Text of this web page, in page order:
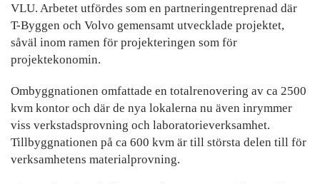
VLU. Arbetet utfördes som en partneringentreprenad där
T-Byggen och Volvo gemensamt utvecklade projektet,
såväl inom ramen för projekteringen som för
projektekonomin.
Ombyggnationen omfattade en totalrenovering av ca 2500
kvm kontor och där de nya lokalerna nu även inrymmer
viss verkstadsprovning och laboratorieverksamhet.
Tillbyggnationen på ca 600 kvm är till största delen till för
verksamhetens materialprovning.